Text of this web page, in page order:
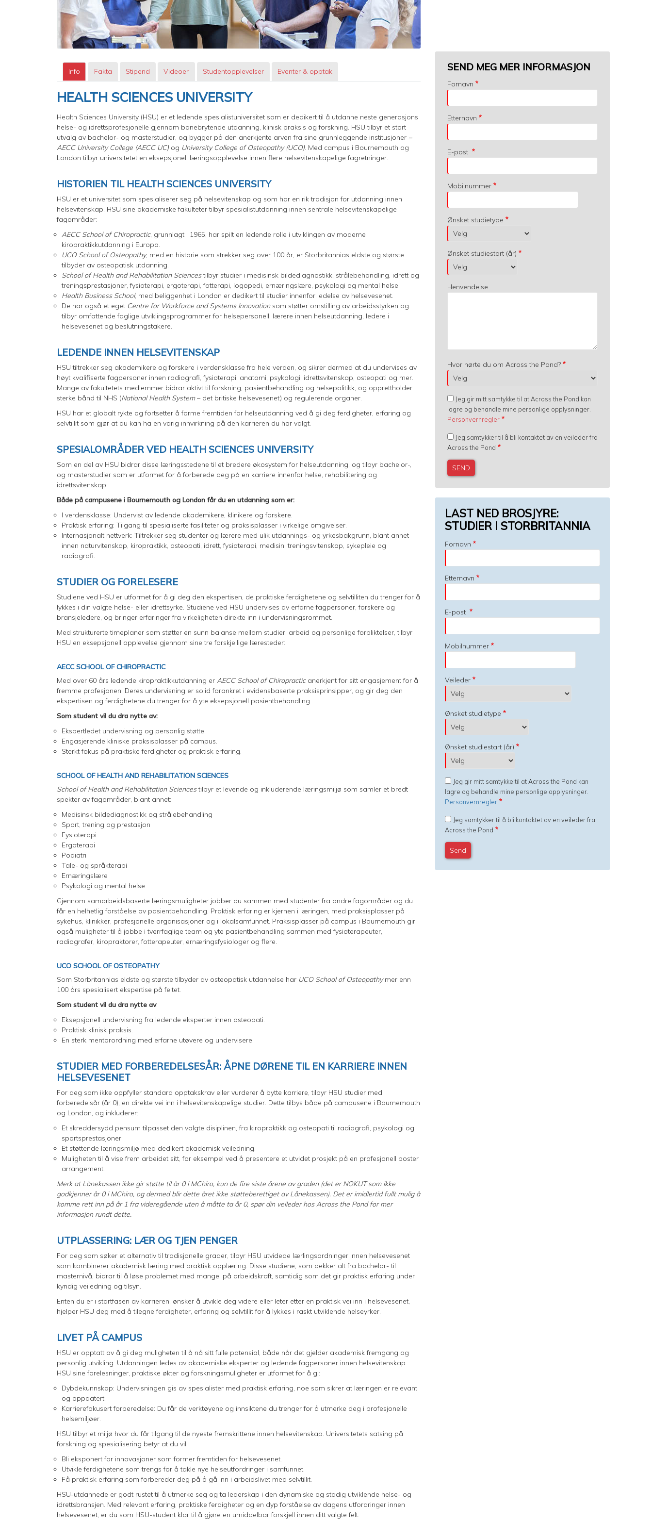
Info Fakta Stipend Videoer Studentopplevelser Eventer & opptak
HEALTH SCIENCES UNIVERSITY
Health Sciences University (HSU) er et ledende spesialistuniversitet som er dedikert til å utdanne neste generasjons
helse- og idrettsprofesjonelle gjennom banebrytende utdanning, klinisk praksis og forskning. HSU tilbyr et stort
utvalg av bachelor- og masterstudier, og bygger på den anerkjente arven fra sine grunnleggende institusjoner –
AECC University College (AECC UC) og University College of Osteopathy (UCO). Med campus i Bournemouth og
London tilbyr universitetet en eksepsjonell læringsopplevelse innen flere helsevitenskapelige fagretninger.
HISTORIEN TIL HEALTH SCIENCES UNIVERSITY
HSU er et universitet som spesialiserer seg på helsevitenskap og som har en rik tradisjon for utdanning innen
helsevitenskap. HSU sine akademiske fakulteter tilbyr spesialistutdanning innen sentrale helsevitenskapelige
fagområder:
AECC School of Chiropractic, grunnlagt i 1965, har spilt en ledende rolle i utviklingen av moderne
kiropraktikkutdanning i Europa.
UCO School of Osteopathy, med en historie som strekker seg over 100 år, er Storbritannias eldste og største
tilbyder av osteopatisk utdanning.
School of Health and Rehabilitation Sciencestilbyr studier i medisinsk bildediagnostikk, strålebehandling, idrett og
treningsprestasjoner, fysioterapi, ergoterapi, fotterapi, logopedi, ernæringslære, psykologi og mental helse.
Health Business School, med beliggenhet i London er dedikert til studier innenfor ledelse av helsevesenet.
De har også et eget Centre for Workforce and Systems Innovationsom støtter omstilling av arbeidsstyrken og
tilbyr omfattende faglige utviklingsprogrammer for helsepersonell, lærere innen helseutdanning, ledere i
helsevesenet og beslutningstakere.
LEDENDE INNEN HELSEVITENSKAP
HSU tiltrekker seg akademikere og forskere i verdensklasse fra hele verden, og sikrer dermed at du undervises av
høyt kvalifiserte fagpersoner innen radiografi, fysioterapi, anatomi, psykologi, idrettsvitenskap, osteopati og mer.
Mange av fakultetets medlemmer bidrar aktivt til forskning, pasientbehandling og helsepolitikk, og opprettholder
sterke bånd til NHS (National Health System– det britiske helsevesenet) og regulerende organer.
HSU har et globalt rykte og fortsetter å forme fremtiden for helseutdanning ved å gi deg ferdigheter, erfaring og
selvtillit som gjør at du kan ha en varig innvirkning på den karrieren du har valgt.
SPESIALOMRÅDER VED HEALTH SCIENCES UNIVERSITY
Som en del av HSU bidrar disse læringsstedene til et bredere økosystem for helseutdanning, og tilbyr bachelor-,
og masterstudier som er utformet for å forberede deg på en karriere innenfor helse, rehabilitering og
idrettsvitenskap.
Både på campusene i Bournemouth og London får du en utdanning som er:
I verdensklasse: Undervist av ledende akademikere, klinikere og forskere.
Praktisk erfaring: Tilgang til spesialiserte fasiliteter og praksisplasser i virkelige omgivelser.
Internasjonalt nettverk: Tiltrekker seg studenter og lærere med ulik utdannings- og yrkesbakgrunn, blant annet
innen naturvitenskap, kiropraktikk, osteopati, idrett, fysioterapi, medisin, treningsvitenskap, sykepleie og
radiografi.
STUDIER OG FORELESERE
Studiene ved HSU er utformet for å gi deg den ekspertisen, de praktiske ferdighetene og selvtilliten du trenger for å
lykkes i din valgte helse- eller idrettsyrke. Studiene ved HSU undervises av erfarne fagpersoner, forskere og
bransjeledere, og bringer erfaringer fra virkeligheten direkte inn i undervisningsrommet.
Med strukturerte timeplaner som støtter en sunn balanse mellom studier, arbeid og personlige forpliktelser, tilbyr
HSU en eksepsjonell opplevelse gjennom sine tre forskjellige læresteder:
AECC SCHOOL OF CHIROPRACTIC
Med over 60 års ledende kiropraktikkutdanning er AECC School of Chiropracticanerkjent for sitt engasjement for å
fremme profesjonen. Deres undervisning er solid forankret i evidensbaserte praksisprinsipper, og gir deg den
ekspertisen og ferdighetene du trenger for å yte eksepsjonell pasientbehandling.
Som student vil du dra nytte av:
Ekspertledet undervisning og personlig støtte.
Engasjerende kliniske praksisplasser på campus.
Sterkt fokus på praktiske ferdigheter og praktisk erfaring.
SCHOOL OF HEALTH AND REHABILITATION SCIENCES
School of Health and Rehabilitation Sciences tilbyr et levende og inkluderende læringsmiljø som samler et bredt
spekter av fagområder, blant annet:
Medisinsk bildediagnostikk og strålebehandling
Sport, trening og prestasjon
Fysioterapi
Ergoterapi
Podiatri
Tale- og språkterapi
Ernæringslære
Psykologi og mental helse
Gjennom samarbeidsbaserte læringsmuligheter jobber du sammen med studenter fra andre fagområder og du
får en helhetlig forståelse av pasientbehandling. Praktisk erfaring er kjernen i læringen, med praksisplasser på
sykehus, klinikker, profesjonelle organisasjoner og i lokalsamfunnet. Praksisplasser på campus i Bournemouth gir
også muligheter til å jobbe i tverrfaglige team og yte pasientbehandling sammen med fysioterapeuter,
radiografer, kiropraktorer, fotterapeuter, ernæringsfysiologer og flere.
UCO SCHOOL OF OSTEOPATHY
Som Storbritannias eldste og største tilbyder av osteopatisk utdannelse har UCO School of Osteopathymer enn
100 års spesialisert ekspertise på feltet.
Som student vil du dra nytte av:
Eksepsjonell undervisning fra ledende eksperter innen osteopati.
Praktisk klinisk praksis.
En sterk mentorordning med erfarne utøvere og undervisere.
STUDIER MED FORBEREDELSESÅR: ÅPNE DØRENE TIL EN KARRIERE INNEN
HELSEVESENET
For deg som ikke oppfyller standard opptakskrav eller vurderer å bytte karriere, tilbyr HSU studier med
forberedelsår (år 0), en direkte vei inn i helsevitenskapelige studier. Dette tilbys både på campusene i Bournemouth
og London, og inkluderer:
Et skreddersydd pensum tilpasset den valgte disiplinen, fra kiropraktikk og osteopati til radiografi, psykologi og
sportsprestasjoner.
Et støttende læringsmiljø med dedikert akademisk veiledning.
Muligheten til å vise frem arbeidet sitt, for eksempel ved å presentere et utvidet prosjekt på en profesjonell poster
arrangement.
Merk at Lånekassen ikke gir støtte til år 0 i MChiro, kun de fire siste årene av graden (det er NOKUT som ikke
godkjenner år 0 i MChiro, og dermed blir dette året ikke støtteberettiget av Lånekassen). Det er imidlertid fullt mulig å
komme rett inn på år 1 fra videregående uten å måtte ta år 0, spør din veileder hos Across the Pond for mer
informasjon rundt dette.
UTPLASSERING: LÆR OG TJEN PENGER
For deg som søker et alternativ til tradisjonelle grader, tilbyr HSU utvidede lærlingsordninger innen helsevesenet
som kombinerer akademisk læring med praktisk opplæring. Disse studiene, som dekker alt fra bachelor- til
masternivå, bidrar til å løse problemet med mangel på arbeidskraft, samtidig som det gir praktisk erfaring under
kyndig veiledning og tilsyn.
Enten du er i startfasen av karrieren, ønsker å utvikle deg videre eller leter etter en praktisk vei inn i helsevesenet,
hjelper HSU deg med å tilegne ferdigheter, erfaring og selvtillit for å lykkes i raskt utviklende helseyrker.
LIVET PÅ CAMPUS
HSU er opptatt av å gi deg muligheten til å nå sitt fulle potensial, både når det gjelder akademisk fremgang og
personlig utvikling. Utdanningen ledes av akademiske eksperter og ledende fagpersoner innen helsevitenskap.
HSU sine forelesninger, praktiske økter og forskningsmuligheter er utformet for å gi:
Dybdekunnskap: Undervisningen gis av spesialister med praktisk erfaring, noe som sikrer at læringen er relevant
og oppdatert.
Karrierefokusert forberedelse: Du får de verktøyene og innsiktene du trenger for å utmerke deg i profesjonelle
helsemiljøer.
HSU tilbyr et miljø hvor du får tilgang til de nyeste fremskrittene innen helsevitenskap. Universitetets satsing på
forskning og spesialisering betyr at du vil:
Bli eksponert for innovasjoner som former fremtiden for helsevesenet.
Utvikle ferdighetene som trengs for å takle nye helseutfordringer i samfunnet.
Få praktisk erfaring som forbereder deg på å gå inn i arbeidslivet med selvtillit.
HSU-utdannede er godt rustet til å utmerke seg og ta lederskap i den dynamiske og stadig utviklende helse- og
idrettsbransjen. Med relevant erfaring, praktiske ferdigheter og en dyp forståelse av dagens utfordringer innen
helsevesenet, er du som HSU-student klar til å gjøre en umiddelbar forskjell innen ditt valgte felt.
SEND MEG MER INFORMASJON
Fornavn
Etternavn
E-post
Mobilnummer
Ønsket studietype
Ønsket studiestart (år)
Henvendelse
Hvor hørte du om Across the Pond?
Jeg gir mitt samtykke til at Across the Pond kan
lagre og behandle mine personlige opplysninger.
Personvernregler
Jeg samtykker til å bli kontaktet av en veileder fra
Across the Pond
LAST NED BROSJYRE:
STUDIER I STORBRITANNIA
Fornavn
Etternavn
E-post
Mobilnummer
Veileder
Ønsket studietype
Ønsket studiestart (år)
Jeg gir mitt samtykke til at Across the Pond kan
lagre og behandle mine personlige opplysninger.
Personvernregler
Jeg samtykker til å bli kontaktet av en veileder fra
Across the Pond